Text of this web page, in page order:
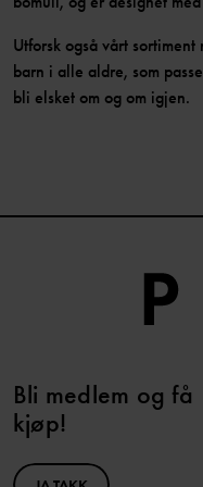
Utforsk også vårt sortiment
barn i alle aldre, som
bli elsket om og om igjen.
Bli medlem og
kjøp!